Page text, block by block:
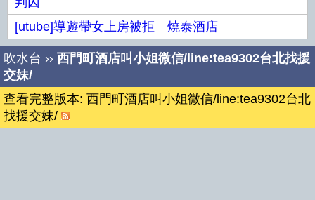
[utube]導遊帶女上房被拒 燒泰酒店
吹水台 ›› 西門町酒店叫小姐微信/line:tea9302台北找援
交妹/
查看完整版本: 西門町酒店叫小姐微信/line:tea9302台北
找援交妹/